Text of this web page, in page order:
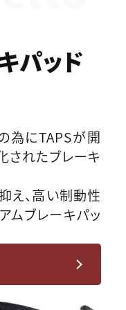
パッド
為にTAPSが開
されたブレーキ
え、高い制動性
ムブレーキパッ